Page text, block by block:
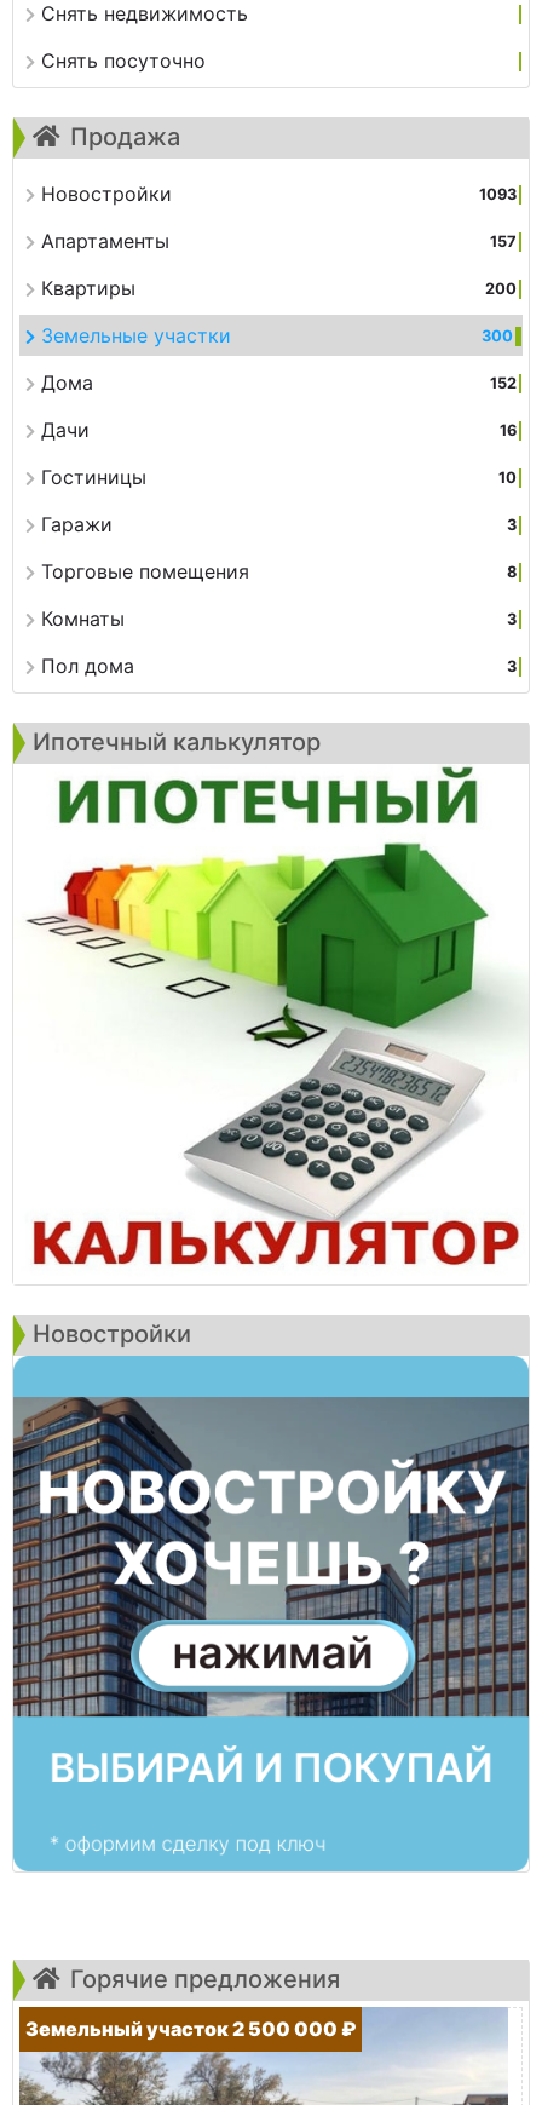
Снять недвижимость
Снять посуточно
Продажа
Новостройки 1093
Апартаменты 157
Квартиры 200
Земельные участки 300
Дома 152
Дачи 16
Гостиницы 10
Гаражи 3
Торговые помещения 8
Комнаты 3
Пол дома 3
Ипотечный калькулятор
Новостройки
Горячие предложения
Земельный участок 2 500 000 ₽